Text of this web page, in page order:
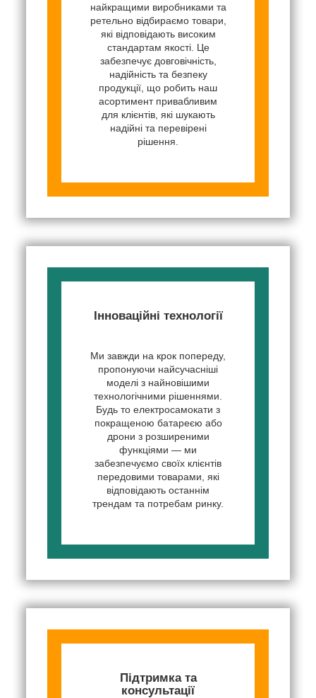
найкращими виробниками та
ретельно відбираємо товари,
які відповідають високим
стандартам якості. Це
забезпечує довговічність,
надійність та безпеку
продукції, що робить наш
асортимент привабливим
для клієнтів, які шукають
надійні та перевірені
рішення.
Інноваційні технології
Ми завжди на крок попереду,
пропонуючи найсучасніші
моделі з найновішими
технологічними рішеннями.
Будь то електросамокати з
покращеною батареєю або
дрони з розширеними
функціями — ми
забезпечуємо своїх клієнтів
передовими товарами, які
відповідають останнім
трендам та потребам ринку.
Підтримка та
консультації